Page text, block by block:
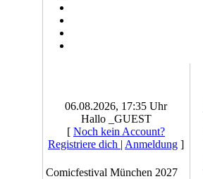
06.08.2026, 17:35 Uhr
Hallo _GUEST
[ Noch kein Account?
Registriere dich | Anmeldung ]
Comicfestival München 2027